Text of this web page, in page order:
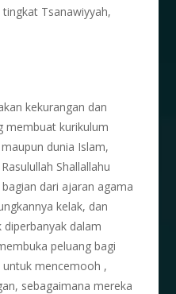
Tsanawiyyah,
kekurangan dan
membuat kurikulum
dunia Islam,
Shallallahu
dari ajaran agama
kelak, dan
dalam
peluang bagi
mencemooh ,
sebagaimana mereka